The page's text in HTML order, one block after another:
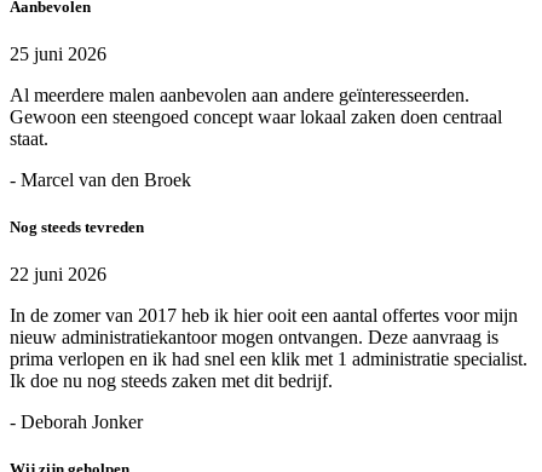
Aanbevolen
25 juni 2026
Al meerdere malen aanbevolen aan andere geïnteresseerden.
Gewoon een steengoed concept waar lokaal zaken doen centraal
staat.
- Marcel van den Broek
Nog steeds tevreden
22 juni 2026
In de zomer van 2017 heb ik hier ooit een aantal offertes voor mijn
nieuw administratiekantoor mogen ontvangen. Deze aanvraag is
prima verlopen en ik had snel een klik met 1 administratie specialist.
Ik doe nu nog steeds zaken met dit bedrijf.
- Deborah Jonker